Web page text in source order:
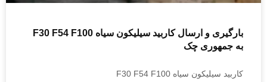
بارگیری و ارسال کاربید سیلیکون سیاه F30 F54 F100
به جمهوری چک
کاربید سیلیکون سیاه F30 F54 F100